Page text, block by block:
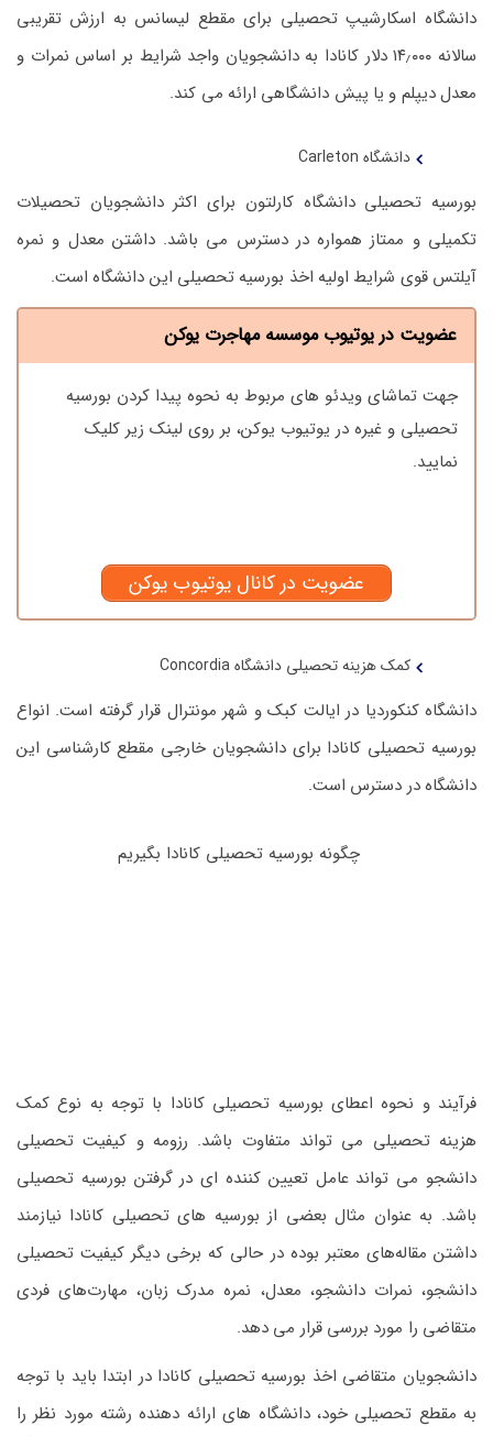
دانشگاه اسکارشیپ تحصیلی برای مقطع لیسانس به ارزش تقریبی
سالانه ۱۴٫۰۰۰ دلار کانادا به دانشجویان واجد شرایط بر اساس نمرات و
معدل دیپلم و یا پیش دانشگاهی ارائه می کند.
دانشگاه Carleton
بورسیه تحصیلی دانشگاه کارلتون برای اکثر دانشجویان تحصیلات
تکمیلی و ممتاز همواره در دسترس می باشد. داشتن معدل و نمره
آیلتس قوی شرایط اولیه اخذ بورسیه تحصیلی این دانشگاه است.
عضویت در یوتیوب موسسه مهاجرت یوکن
جهت تماشای ویدئو های مربوط به نحوه پیدا کردن بورسیه
تحصیلی و غیره در یوتیوب یوکن، بر روی لینک زیر کلیک
نمایید.
عضویت در کانال یوتیوب یوکن
کمک هزینه تحصیلی دانشگاه Concordia
دانشگاه کنکوردیا در ایالت کبک و شهر مونترال قرار گرفته است. انواع
بورسیه تحصیلی کانادا برای دانشجویان خارجی مقطع کارشناسی این
دانشگاه در دسترس است.
چگونه بورسیه تحصیلی کانادا بگیریم
فرآیند و نحوه اعطای بورسیه تحصیلی کانادا با توجه به نوع کمک
هزینه تحصیلی می تواند متفاوت باشد. رزومه و کیفیت تحصیلی
دانشجو می تواند عامل تعیین کننده ای در گرفتن بورسیه تحصیلی
باشد. به عنوان مثال بعضی از بورسیه ‌های تحصیلی کانادا نیازمند
داشتن مقاله‌های معتبر بوده در حالی که برخی دیگر کیفیت تحصیلی
دانشجو، نمرات دانشجو، معدل، نمره مدرک زبان، مهارت‌های فردی
متقاضی را مورد بررسی قرار می دهد.
دانشجویان متقاضی اخذ بورسیه تحصیلی کانادا در ابتدا باید با توجه
به مقطع تحصیلی خود، دانشگاه های ارائه دهنده رشته مورد نظر را